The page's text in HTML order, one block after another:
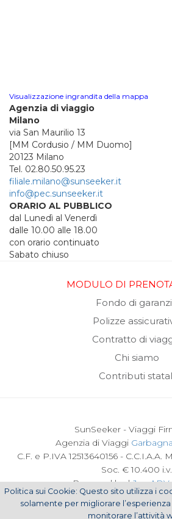
Visualizzazione ingrandita della mappa
Agenzia di viaggio
Milano
via San Maurilio 13
[MM Cordusio / MM Duomo]
20123 Milano
Tel. 02.80.50.95.23
filiale.milano@sunseeker.it
info@pec.sunseeker.it
ORARIO AL PUBBLICO
dal Lunedì al Venerdì
dalle 10.00 alle 18.00
con orario continuato
Sabato chiuso
MODULO DI
Fondo di
Polizze
Contratto di
Chi siamo
Contributi
SunSeeker - Viaggi
Agenzia di Viaggi
C.F. e P.IVA 12513640156 - C.C.I.A.A.
Soc. € 10.400 i.v.
Powered by |Joy
Cookie Policy
Politica sui Cookie: Questo sito utilizza i
solamente per migliorare
monitorare l’attività